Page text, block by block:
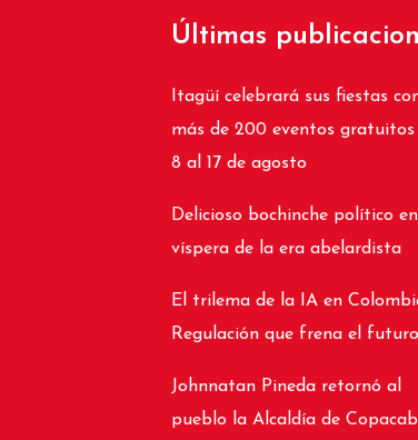
Últimas
Itagüí celebrará sus fiestas
más de 200 eventos gratuitos
8 al 17 de agosto
Delicioso bochinche político
víspera de la era abelardista
El trilema de la IA en
Regulación que frena el futuro
Johnnatan Pineda retornó al
pueblo la Alcaldía de